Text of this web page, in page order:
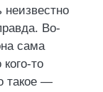
Во-
сама
то
такое —